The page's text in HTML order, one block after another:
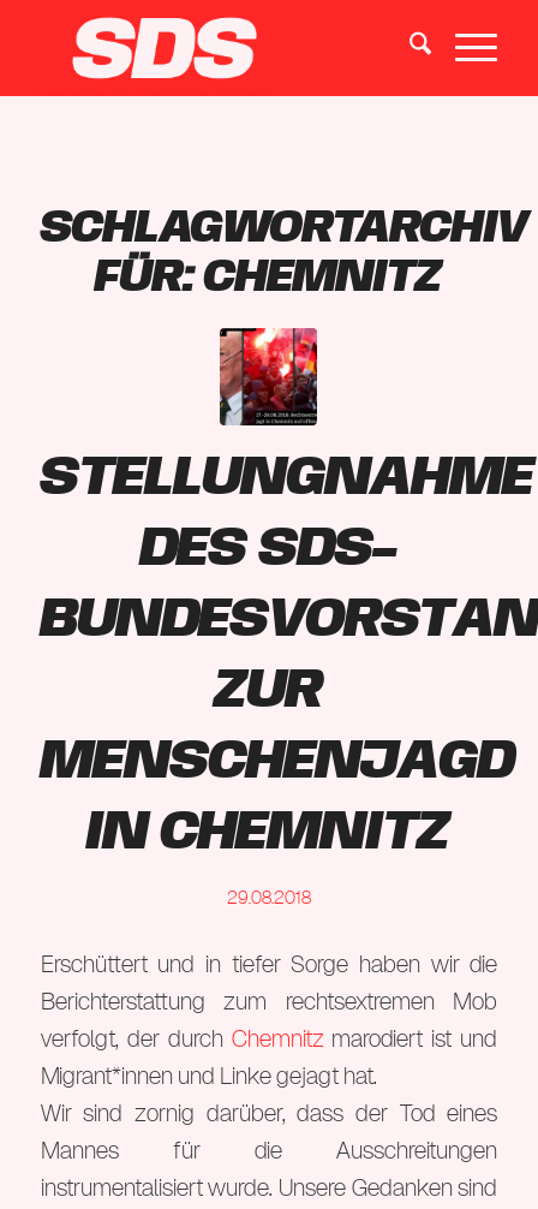
SCHLAGWORTARCHIV
FÜR:CHEMNITZ
Stellungnahme
des SDS-
zur
Menschenjagd
in Chemnitz
29.08.2018
Erschüttert und in tiefer Sorge haben wir die
Berichterstattung zum rechtsextremen Mob
verfolgt, der durch Chemnitz marodiert ist und
Migrant*innen und Linke gejagt hat.
Wir sind zornig darüber, dass der Tod eines
Mannes für die Ausschreitungen
instrumentalisiert wurde. Unsere Gedanken sind